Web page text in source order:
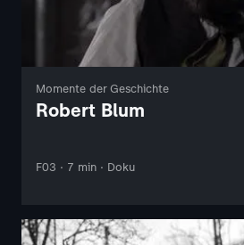
Momente der Geschichte
Robert Blum
F03 · 7 min · Doku